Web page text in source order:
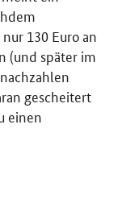
130 Euro an
(und später im
gescheitert
einen